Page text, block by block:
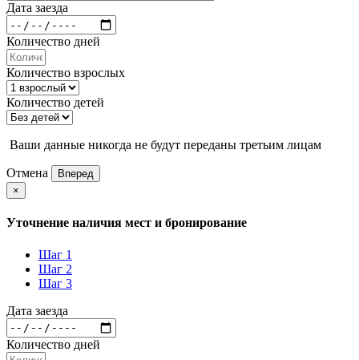
Дата заезда
Количество дней
Количество взрослых
Количество детей
Ваши данные никогда не будут переданы третьим лицам
Отмена
Вперед
×
Уточнение наличия мест и бронирование
Шаг 1
Шаг 2
Шаг 3
Дата заезда
Количество дней